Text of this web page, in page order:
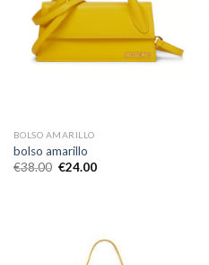
BOLSO AMARILLO
bolso amarillo
€38.00 €24.00